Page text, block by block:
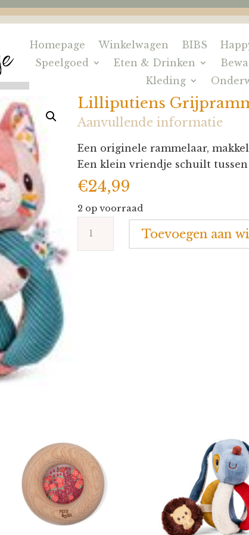
Homepage Winkelwagen BIBS
Speelgoed
Eten & Drinken
Kleding
Lilliputiens
Aanvullende informatie
Een originele rammelaar,
Een klein vriendje schuilt
€24,99
2 op voorraad
Lilliputiens
GrijprammelaarToevoegen aan